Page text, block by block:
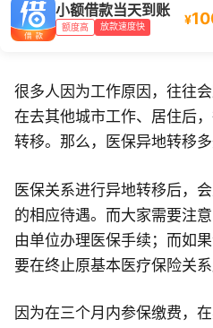
小额借款当天到账
额度高 放款速度快 ¥
很多人因为工作原因，往往
在去其他城市工作、居住后
转移。那么，医保异地转移多
医保关系进行异地转移后，
的相应待遇。而大家需要注
由单位办理医保手续；而如
要在终止原基本医疗保险关
因为在三个月内参保缴费，